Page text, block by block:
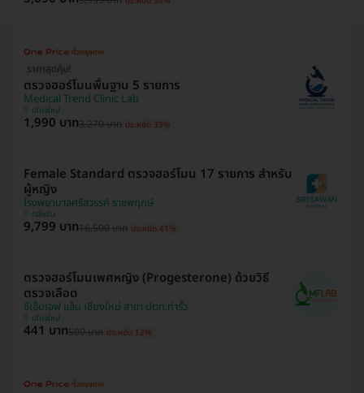
ราคาสุดคุ้ม!
ตรวจฮอร์โมนพื้นฐาน 5 รายการ
Medical Trend Clinic Lab
เชียงใหม่
1,990 บาท3,270 บาท ประหยัด 39%
Female Standard ตรวจฮอร์โมน 17 รายการ สำหรับ
ผู้หญิง
โรงพยาบาลศรีสวรรค์ ราชพฤกษ์
ตลิ่งชัน
9,799 บาท16,500 บาท ประหยัด 41%
ตรวจฮอร์โมนเพศหญิง (Progesterone) ด้วยวิธี
ตรวจเลือด
ซีเอ็มเอฟ แล็บ เชียงใหม่ สาขา ปตท.ท่ารั้ว
เชียงใหม่
441 บาท500 บาท ประหยัด 12%